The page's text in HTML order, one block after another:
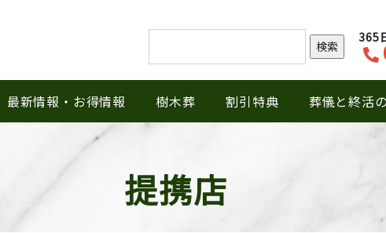
最新情報・お得情報 樹木葬 割引特典 葬儀と終活
検索
365
提携店